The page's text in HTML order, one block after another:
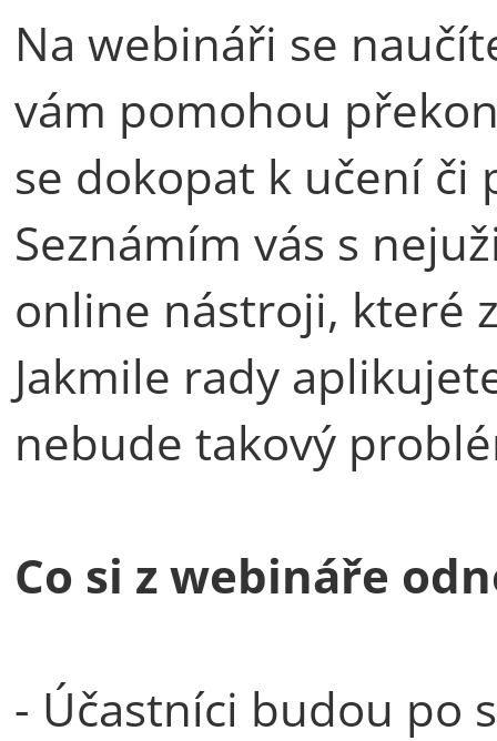
Na webináři se
vám pomohou
se dokopat k učení či
Seznámím vás s
online nástroji, které
Jakmile rady
nebude takový
Co si z webináře
- Účastníci budou po